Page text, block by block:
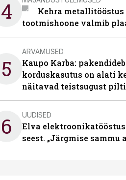
4
Kehra
tootmishoone valmib
5
ARVAMUSED
Kaupo Karba:
korduskasutus on alati
näitavad teistsugust pilti
6 UUDISED
Elva elektroonikatööstus
seest. „Järgmise